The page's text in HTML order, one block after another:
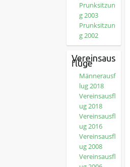
Prunksitzun
g 2003
Prunksitzun
g 2002
Vereinsaus
flüge
Männerausf
lug 2018
Vereinsausfl
ug 2018
Vereinsausfl
ug 2016
Vereinsausfl
ug 2008
Vereinsausfl